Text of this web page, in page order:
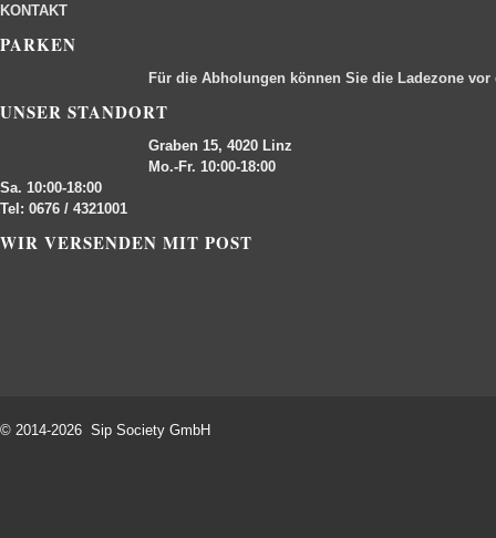
KONTAKT
PARKEN
Für die Abholungen können Sie die Ladezone
UNSER STANDORT
Graben 15, 4020 Linz
Mo.-Fr. 10:00-18:00
Sa. 10:00-18:00
Tel: 0676 / 4321001
WIR VERSENDEN MIT POST
© 2014-2026 Sip Society GmbH